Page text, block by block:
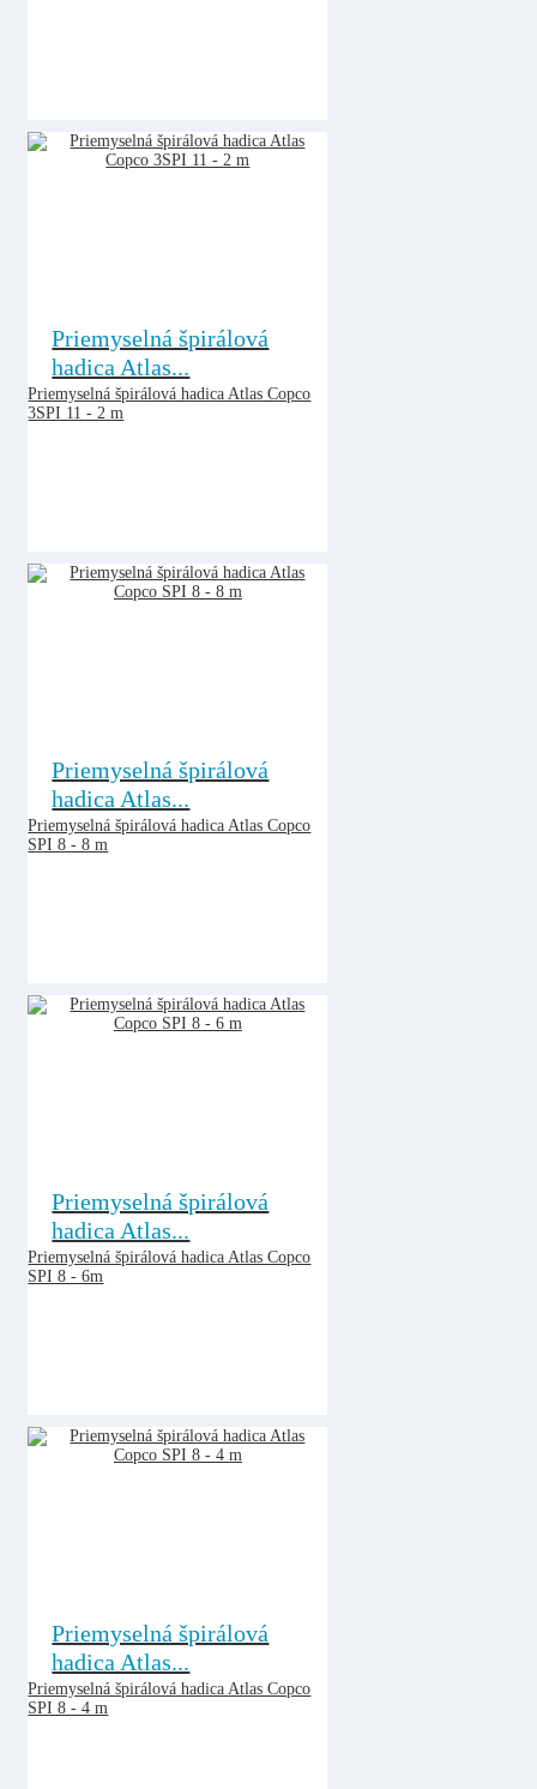
Priemyselná špirálová
hadica Atlas...
Priemyselná špirálová hadica Atlas Copco
3SPI 11 - 2 m
Priemyselná špirálová
hadica Atlas...
Priemyselná špirálová hadica Atlas Copco
SPI 8 - 8 m
Priemyselná špirálová
hadica Atlas...
Priemyselná špirálová hadica Atlas Copco
SPI 8 - 6m
Priemyselná špirálová
hadica Atlas...
Priemyselná špirálová hadica Atlas Copco
SPI 8 - 4 m